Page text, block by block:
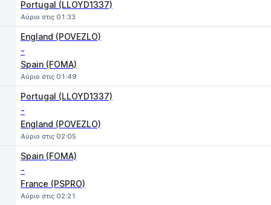
Portugal (LLOYD1337)
Αύριο στις 01:33
England (POVEZLO)
-
Spain (FOMA)
Αύριο στις 01:49
Portugal (LLOYD1337)
-
England (POVEZLO)
Αύριο στις 02:05
Spain (FOMA)
-
France (PSPRO)
Αύριο στις 02:21